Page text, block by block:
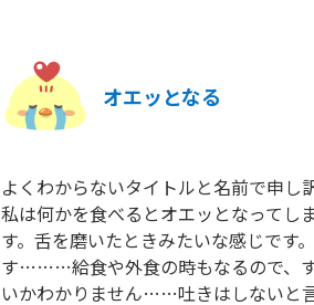
オエッとなる
よくわからないタイトルと名前で申し
私は何かを食べるとオエッとなってし
す。舌を磨いたときみたいな感じです
す………給食や外食の時もなるので、
いかわかりません……吐きはしないと